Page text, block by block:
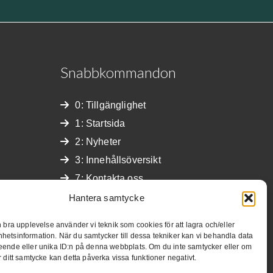
Hantera samtycke
bra upplevelse använder vi teknik som cookies för att lagra och/eller
När du samtycker till dessa tekniker kan vi behandla data
eller unika ID:n på denna webbplats. Om du inte samtycker eller om
ditt samtycke kan detta påverka vissa funktioner negativt.
Snabbkommandon
0: Tillgänglighet
1: Startsida
2: Nyheter
3: Innehållsöversikt
7: Kontakta oss
4: Sök